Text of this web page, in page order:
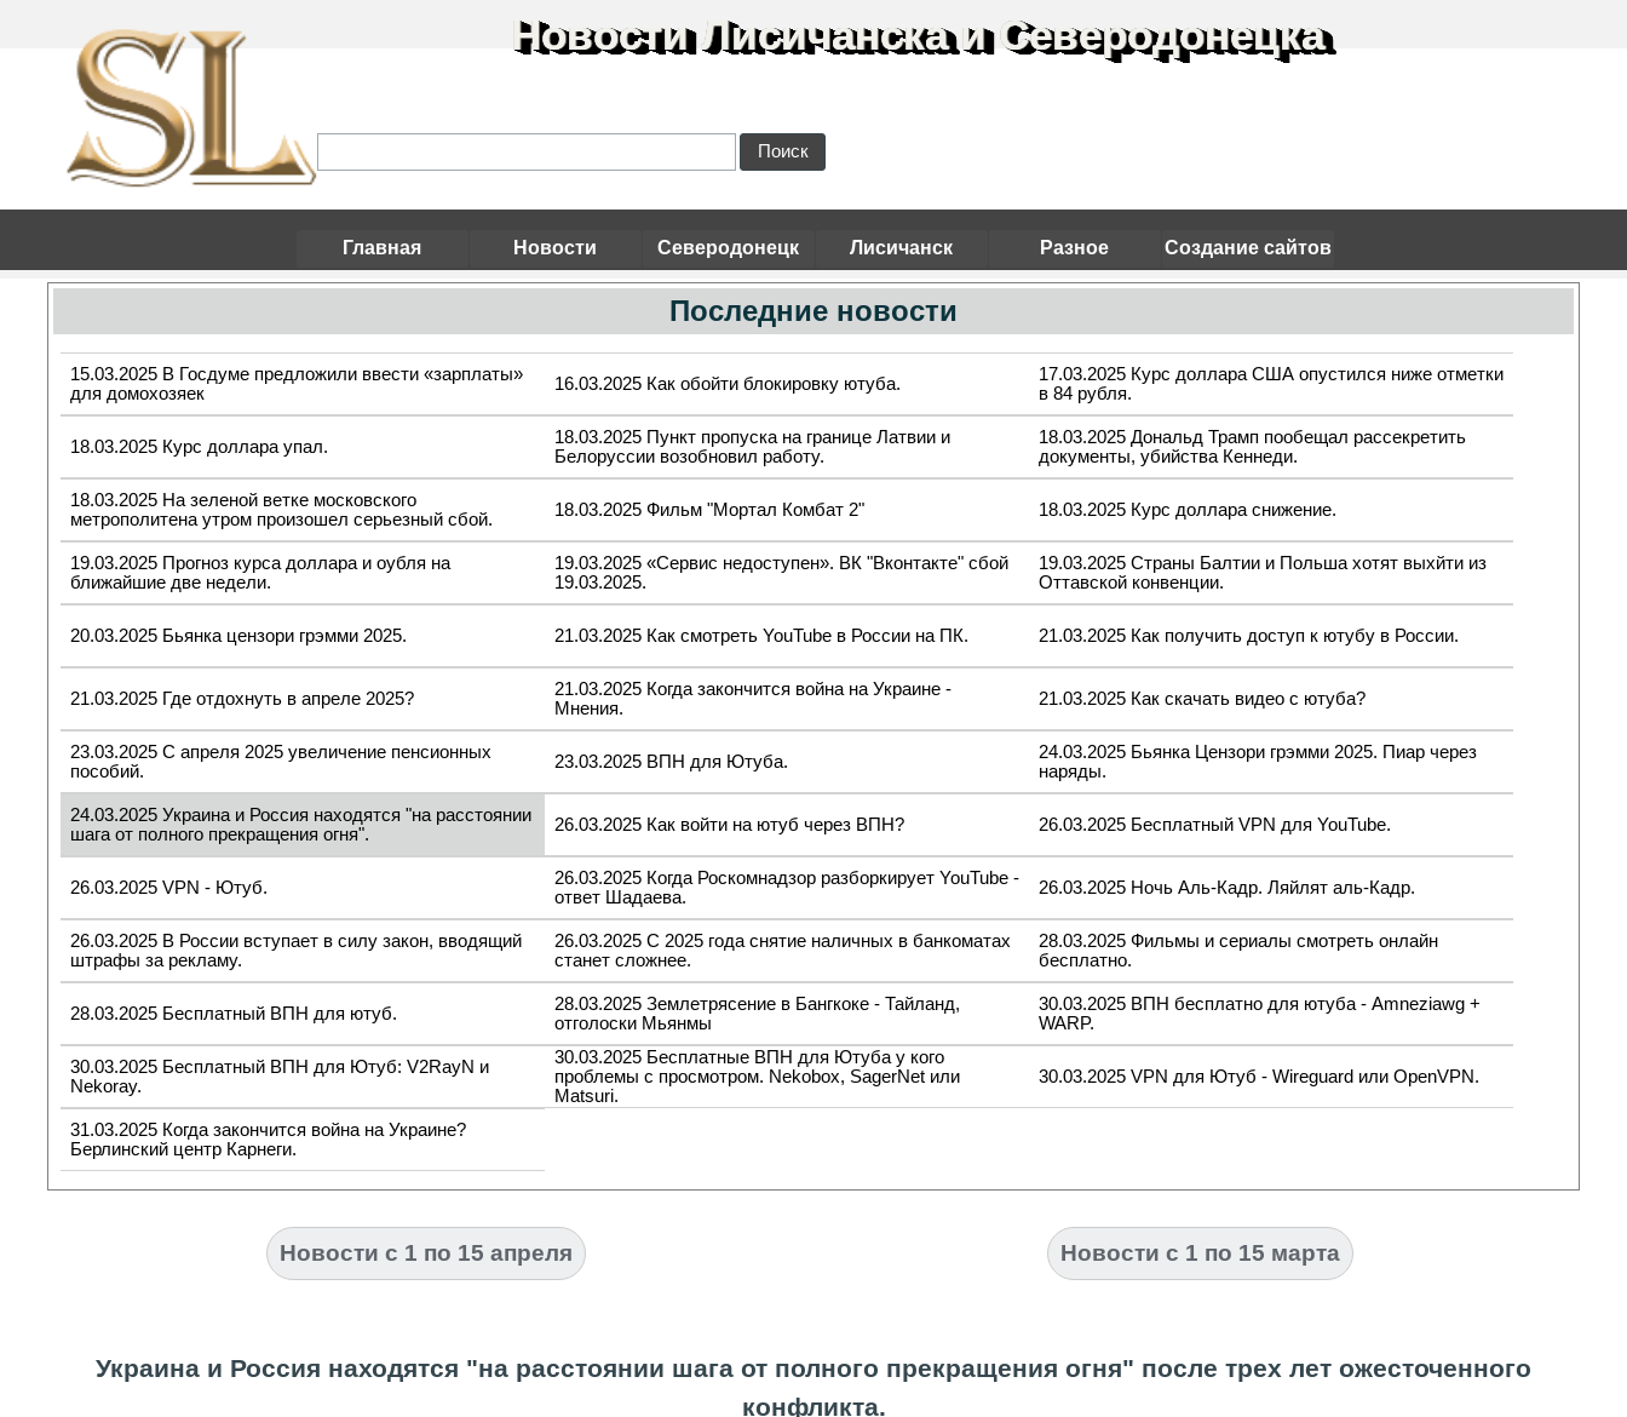
Главная Новости Северодонецк Лисичанск Разное Создание сайтов
Новости Лисичанска и Северодонецка
Поиск
Последние новости
15.03.2025 В Госдуме предложили ввести «зарплаты»
для домохозяек
16.03.2025 Как обойти блокировку ютуба.
17.03.2025 Курс доллара США опустился ниже отметки
в 84 рубля.
18.03.2025 Курс доллара упал.
18.03.2025 Пункт пропуска на границе Латвии и
Белоруссии возобновил работу.
18.03.2025 Дональд Трамп пообещал рассекретить
документы, убийства Кеннеди.
18.03.2025 На зеленой ветке московского
метрополитена утром произошел серьезный сбой.
18.03.2025 Фильм "Мортал Комбат 2" 18.03.2025 Курс доллара снижение.
19.03.2025 Прогноз курса доллара и оубля на
ближайшие две недели.
19.03.2025 «Сервис недоступен». ВК "Вконтакте" сбой
19.03.2025.
19.03.2025 Страны Балтии и Польша хотят выхйти из
Оттавской конвенции.
20.03.2025 Бьянка цензори грэмми 2025. 21.03.2025 Как смотреть YouTube в России на ПК. 21.03.2025 Как получить доступ к ютубу в России.
21.03.2025 Где отдохнуть в апреле 2025?
21.03.2025 Когда закончится война на Украине -
Мнения.
21.03.2025 Как скачать видео с ютуба?
23.03.2025 С апреля 2025 увеличение пенсионных
пособий.
23.03.2025 ВПН для Ютуба.
24.03.2025 Бьянка Цензори грэмми 2025. Пиар через
наряды.
24.03.2025 Украина и Россия находятся "на расстоянии
шага от полного прекращения огня".
26.03.2025 Как войти на ютуб через ВПН? 26.03.2025 Бесплатный VPN для YouTube.
26.03.2025 VPN - Ютуб.
26.03.2025 Когда Роскомнадзор разборкирует YouTube -
ответ Шадаева.
26.03.2025 Ночь Аль-Кадр. Ляйлят аль-Кадр.
26.03.2025 В России вступает в силу закон, вводящий
штрафы за рекламу.
26.03.2025 С 2025 года снятие наличных в банкоматах
станет сложнее.
28.03.2025 Фильмы и сериалы смотреть онлайн
бесплатно.
28.03.2025 Бесплатный ВПН для ютуб.
28.03.2025 Землетрясение в Бангкоке - Тайланд,
отголоски Мьянмы
30.03.2025 ВПН бесплатно для ютуба - Amneziawg +
WARP.
30.03.2025 Бесплатный ВПН для Ютуб: V2RayN и
Nekoray.
30.03.2025 Бесплатные ВПН для Ютуба у кого
проблемы с просмотром. Nekobox, SagerNet или
Matsuri.
30.03.2025 VPN для Ютуб - Wireguard или OpenVPN.
31.03.2025 Когда закончится война на Украине?
Берлинский центр Карнеги.
Новости с 1 по 15 марта
Новости с 1 по 15 апреля
Украина и Россия находятся "на расстоянии шага от полного прекращения огня" после трех лет ожесточенного
конфликта.